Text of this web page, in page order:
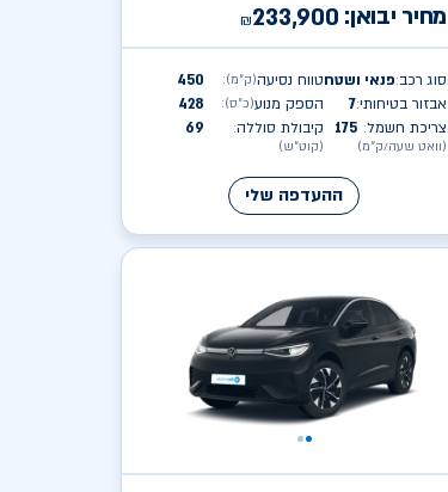
מחיר יבואן: ₪233,900
סוג רכב:פנאי ושטח
אבזור בטיחותי:
7
צריכת חשמל:
(וואט שעה/ק״מ)
175
טווח נסיעה(ק״מ):
450
הספק מנוע(כ״ס):
428
קיבולת סוללה:
(קוט״ש)
69
ההעדפה שלי